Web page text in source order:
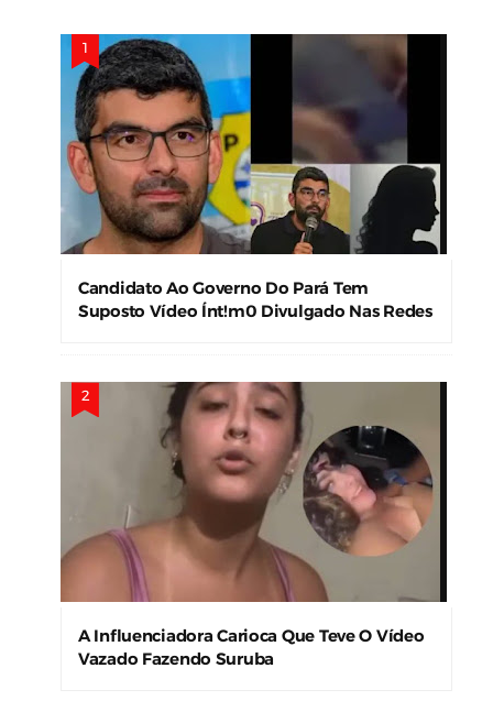
Candidato Ao Governo Do Pará Tem
Suposto Vídeo Ínt!m0 Divulgado Nas Redes
A Influenciadora Carioca Que Teve O Vídeo
Vazado Fazendo Suruba